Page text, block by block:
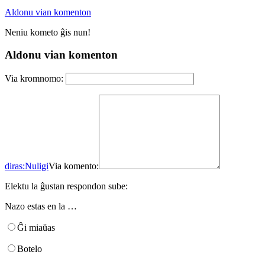
Aldonu vian komenton
Neniu kometo ĝis nun!
Aldonu vian komenton
Via kromnomo:
diras:NuligiVia komento:
Elektu la ĝustan respondon sube:
Nazo estas en la …
Ĝi miaŭas
Botelo